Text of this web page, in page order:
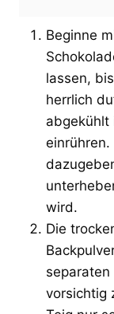
Beginne
lassen,
herrlich
abgekühlt
einrühren.
wird.
Die
vorsichtig